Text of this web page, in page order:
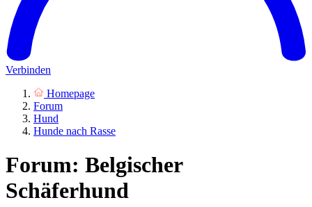
Verbinden
Homepage
Forum
Hund
Hunde nach Rasse
Forum: Belgischer
Schäferhund